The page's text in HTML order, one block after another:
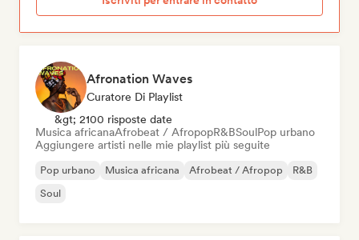
Afronation Waves
Curatore Di Playlist
&gt; 2100 risposte date
Musica africanaAfrobeat / AfropopR&BSoulPop urbano
Aggiungere artisti nelle mie playlist più seguite
Pop urbano Musica africana Afrobeat / Afropop
R&B
Soul